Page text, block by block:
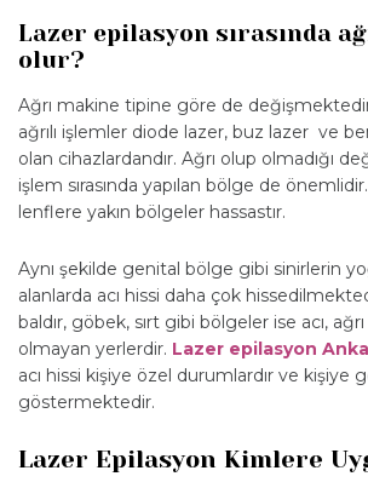
Lazer epilasyon sırasında
olur?
Ağrı makine tipine göre de
ağrılı işlemler diode lazer, buz lazer ve
olan cihazlardandır. Ağrı olup olmadığı
işlem sırasında yapılan bölge de
lenflere yakın bölgeler hassastır.
Aynı şekilde genital bölge gibi sinirlerin
alanlarda acı hissi daha çok
baldır, göbek, sırt gibi bölgeler ise acı, ağrı
olmayan yerlerdir. Lazer epilasyon
acı hissi kişiye özel durumlardır ve kişiye
göstermektedir.
Lazer Epilasyon Kimlere